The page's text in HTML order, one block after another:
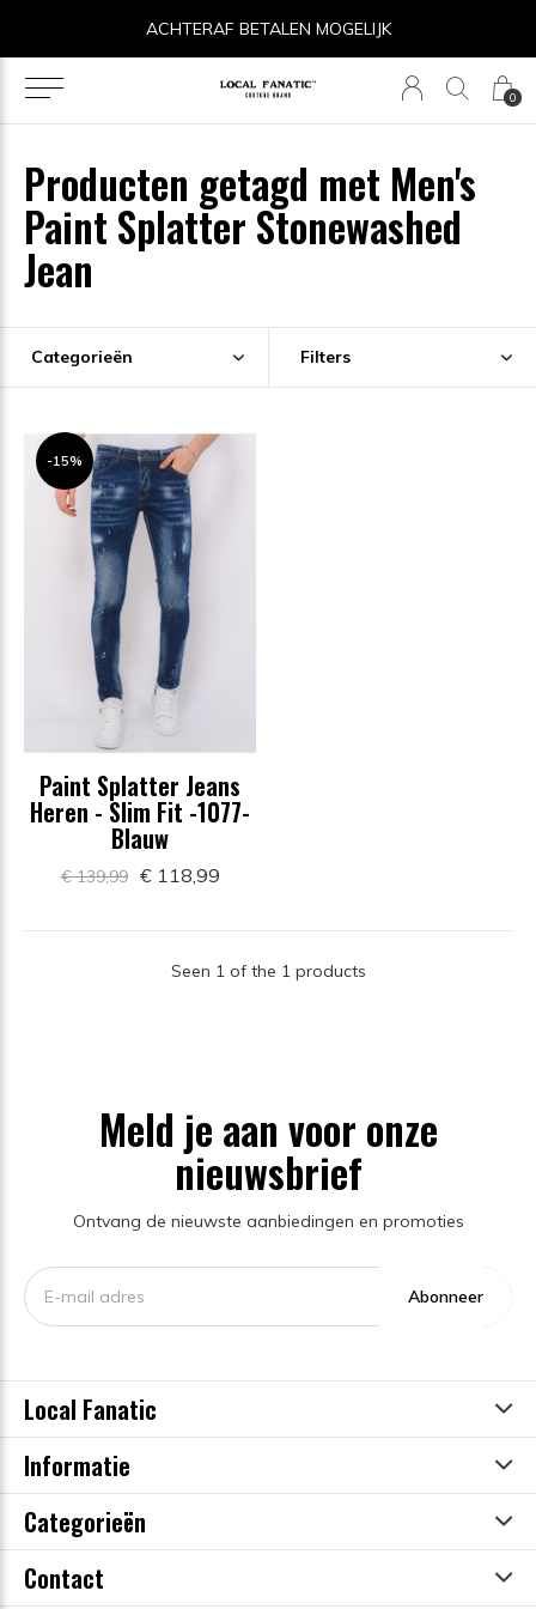
0
ACHTERAF BETALEN MOGELIJK
Producten getagd met Men's
Paint Splatter Stonewashed
Jean
Categorieën Filters
-15%
Paint Splatter Jeans
Heren - Slim Fit -1077-
Blauw
€ 139,99 € 118,99
Seen 1 of the 1 products
Meld je aan voor onze
nieuwsbrief
Ontvang de nieuwste aanbiedingen en promoties
Abonneer
Local Fanatic
Informatie
Categorieën
Contact